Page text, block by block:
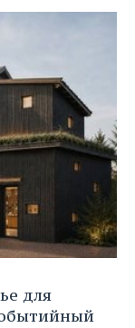
для